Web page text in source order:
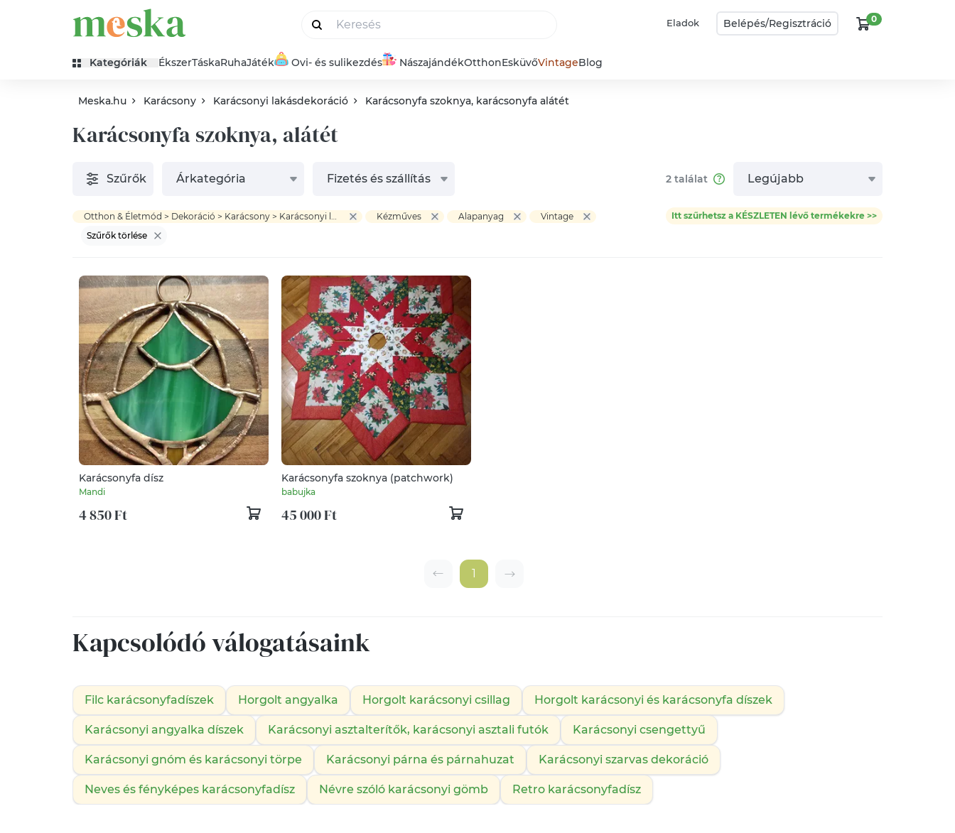
Eladok Belépés/Regisztráció 0
Kategóriák ÉkszerTáskaRuhaJáték Ovi- és sulikezdés NászajándékOtthonEsküvőVintageBlog
Meska.hu Karácsony Karácsonyi lakásdekoráció Karácsonyfa szoknya, karácsonyfa alátét
Karácsonyfa szoknya, alátét
Szűrők Árkategória Fizetés és szállítás 2 találat Legújabb
Otthon & Életmód > Dekoráció > Karácsony > Karácsonyi lakásdekoráció > Karácsonyfa szoknya, karácsonyfa alátét Kézműves Alapanyag Vintage
Itt szűrhetsz a KÉSZLETEN lévő termékekre >>
Szűrők törlése
Karácsonyfa dísz
Mandi
4 850 Ft
Karácsonyfa szoknya (patchwork)
babujka
45 000 Ft
1
Kapcsolódó válogatásaink
Filc karácsonyfadíszek Horgolt angyalka Horgolt karácsonyi csillag Horgolt karácsonyi és karácsonyfa díszek
Karácsonyi angyalka díszek Karácsonyi asztalterítők, karácsonyi asztali futók Karácsonyi csengettyű
Karácsonyi gnóm és karácsonyi törpe Karácsonyi párna és párnahuzat Karácsonyi szarvas dekoráció
Neves és fényképes karácsonyfadísz Névre szóló karácsonyi gömb Retro karácsonyfadísz